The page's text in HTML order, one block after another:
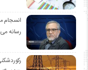
انسجام
رسانه